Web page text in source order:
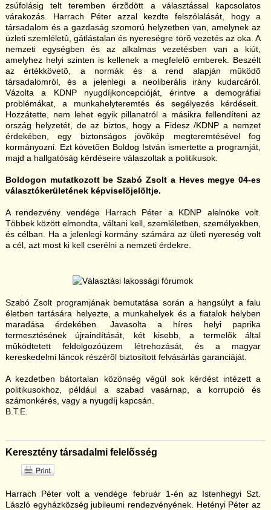
zsúfolásig telt teremben érzõdött a választással kapcsolatos
várakozás. Harrach Péter azzal kezdte felszólalását, hogy a
társadalom és a gazdaság szomorú helyzetben van, amelynek az
üzleti szemléletû, gátlástalan és nyereségre törõ vezetés az oka. A
nemzeti egységben és az alkalmas vezetésben van a kiút,
amelyhez helyi szinten is kellenek a megfelelõ emberek. Beszélt
az értékkövetõ, a normák és a rend alapján mûködõ
társadalomról, és a jelenlegi a neoliberális irány kudarcáról.
Vázolta a KDNP nyugdíjkoncepcióját, érintve a demográfiai
problémákat, a munkahelyteremtés és segélyezés kérdéseit.
Hozzátette, nem lehet egyik pillanatról a másikra fellendíteni az
ország helyzetét, de az biztos, hogy a Fidesz /KDNP a nemzet
érdekében, egy biztonságos jövõkép megteremtésével fog
kormányozni. Ezt követõen Boldog István ismertette a programját,
majd a hallgatóság kérdéseire válaszoltak a politikusok.
Boldogon mutatkozott be Szabó Zsolt a Heves megye 04-es
választókerületének képviselõjelöltje.
A rendezvény vendége Harrach Péter a KDNP alelnöke volt.
Többek között elmondta, váltani kell, szemléletben, személyekben,
és célban. Ha a jelenlegi kormány számára az ületi nyereség volt
a cél, azt most ki kell cserélni a nemzeti érdekre.
Szabó Zsolt programjának bemutatása során a hangsúlyt a falu
életben tartására helyezte, a munkahelyek és a fiatalok helyben
maradása érdekében. Javasolta a híres helyi paprika
termesztésének újraindítását, két kisebb, a termelõk által
mûködtetett feldolgozóüzem létrehozását, és a magyar
kereskedelmi láncok részérõl biztosított felvásárlás garanciáját.
A kezdetben bátortalan közönség végül sok kérdést intézett a
politikusokhoz, például a szabad vasárnap, a korrupció és
számonkérés, vagy a nyugdíj kapcsán.
B.T.E.
Keresztény társadalmi felelõsség
Harrach Péter volt a vendége február 1-én az Istenhegyi Szt.
László egyházközség jubileumi rendezvényének. Hetényi Péter az